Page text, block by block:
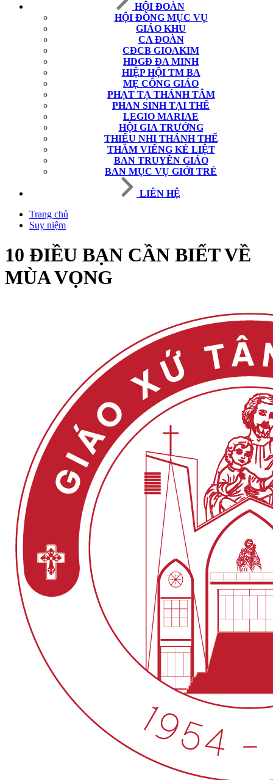
HỘI ĐOÀN
HỘI ĐỒNG MỤC VỤ
GIÁO KHU
CA ĐOÀN
CĐCB GIOAKIM
HDGĐ ĐA MINH
HIỆP HỘI TM BA
MẸ CÔNG GIÁO
PHẠT TẠ THÁNH TÂM
PHAN SINH TẠI THẾ
LEGIO MARIAE
HỘI GIA TRƯỞNG
THIẾU NHI THÁNH THỂ
THĂM VIẾNG KẺ LIỆT
BAN TRUYỀN GIÁO
BAN MỤC VỤ GIỚI TRẺ
LIÊN HỆ
Trang chủ
Suy niệm
10 ĐIỀU BẠN CẦN BIẾT VỀ
MÙA VỌNG